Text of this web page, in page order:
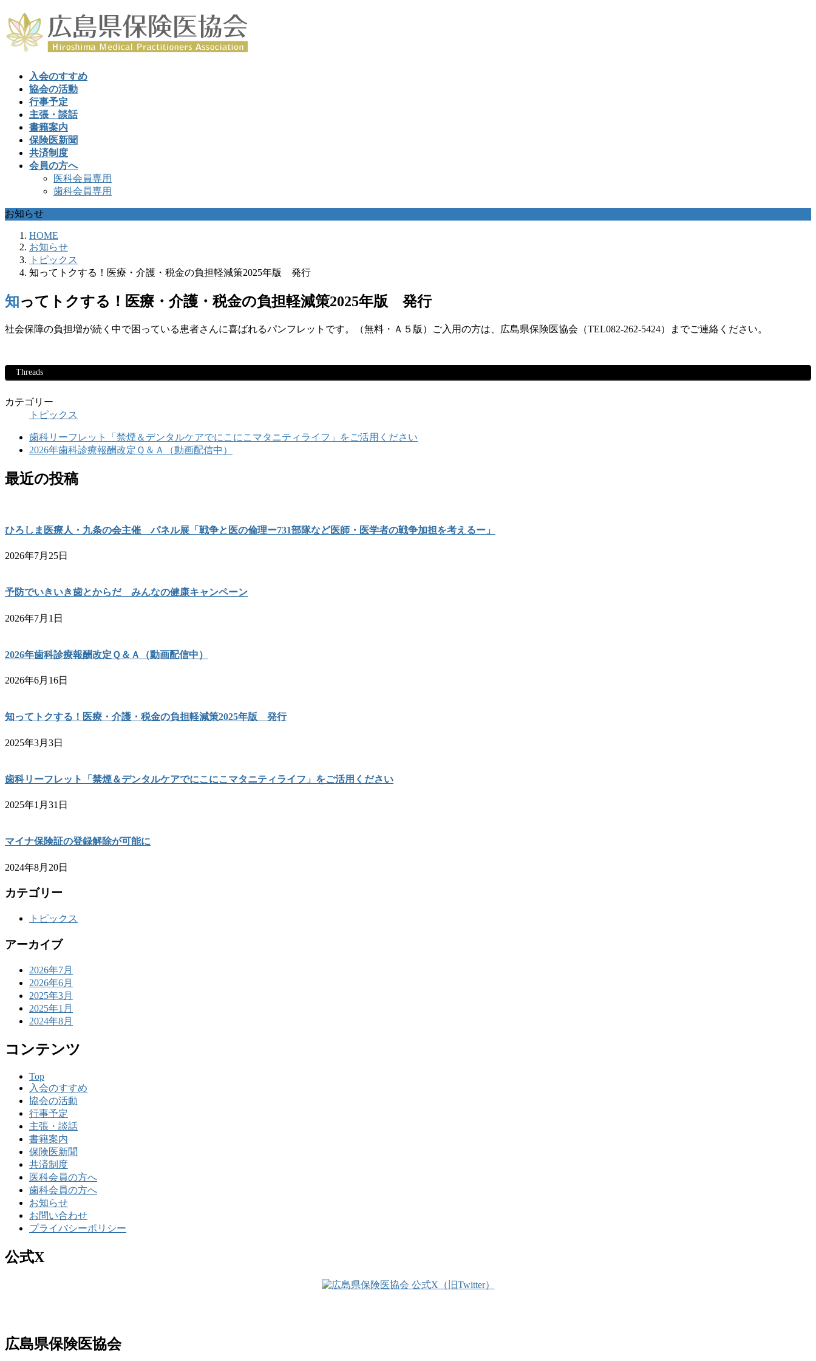
入会のすすめ
協会の活動
行事予定
主張・談話
書籍案内
保険医新聞
共済制度
会員の方へ
医科会員専用
歯科会員専用
お知らせ
HOME
お知らせ
トピックス
知ってトクする！医療・介護・税金の負担軽減策2025年版 発行
知ってトクする！医療・介護・税金の負担軽減策2025年版 発行
社会保障の負担増が続く中で困っている患者さんに喜ばれるパンフレットです。（無料・Ａ５版）ご入用の方は、広島県保険医協会（TEL082-262-5424）までご連絡ください。
Threads
カテゴリー
トピックス
歯科リーフレット「禁煙＆デンタルケアでにこにこマタニティライフ」をご活用ください
2026年歯科診療報酬改定Ｑ＆Ａ（動画配信中）
最近の投稿
ひろしま医療人・九条の会主催 パネル展「戦争と医の倫理ー731部隊など医師・医学者の戦争加担を考えるー」
2026年7月25日
予防でいきいき歯とからだ みんなの健康キャンペーン
2026年7月1日
2026年歯科診療報酬改定Ｑ＆Ａ（動画配信中）
2026年6月16日
知ってトクする！医療・介護・税金の負担軽減策2025年版 発行
2025年3月3日
歯科リーフレット「禁煙＆デンタルケアでにこにこマタニティライフ」をご活用ください
2025年1月31日
マイナ保険証の登録解除が可能に
2024年8月20日
カテゴリー
トピックス
アーカイブ
2026年7月
2026年6月
2025年3月
2025年1月
2024年8月
コンテンツ
Top
入会のすすめ
協会の活動
行事予定
主張・談話
書籍案内
保険医新聞
共済制度
医科会員の方へ
歯科会員の方へ
お知らせ
お問い合わせ
プライバシーポリシー
公式X
広島県保険医協会